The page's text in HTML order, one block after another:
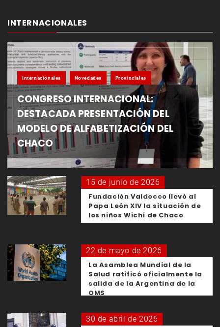
INTERNACIONALES
Internacionales Novedades Provinciales
CONGRESO INTERNACIONAL:
DESTACADA PRESENTACIÓN DEL
MODELO DE ALFABETIZACIÓN DEL
CHACO
15 de junio de 2026
Fundación Valdocco llevó al
Papa León XIV la situación de
los niños Wichí de Chaco
22 de mayo de 2026
La Asamblea Mundial de la
Salud ratificó oficialmente la
salida de la Argentina de la
OMS
30 de abril de 2026